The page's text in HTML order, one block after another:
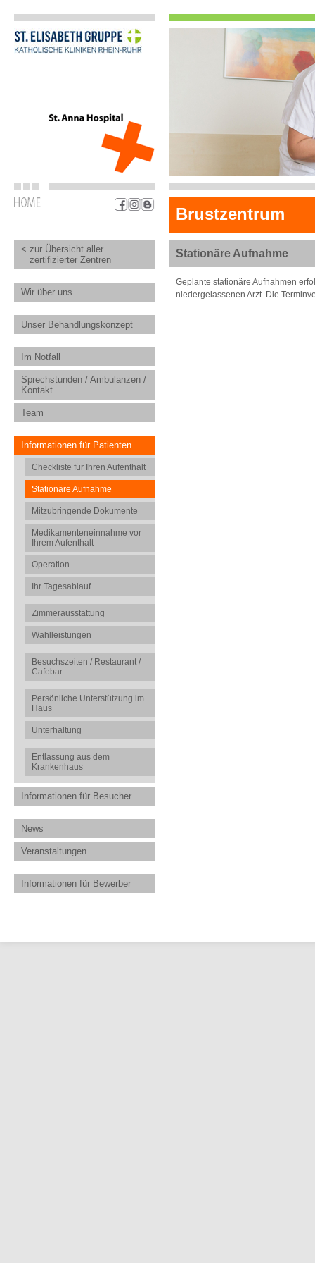
Brustzentrum
< zur Übersicht aller
zertifizierter Zentren
Wir über uns
Unser Behandlungskonzept
Im Notfall
Sprechstunden / Ambulanzen /
Kontakt
Team
Informationen für Patienten
Checkliste für Ihren Aufenthalt
Stationäre Aufnahme
Mitzubringende Dokumente
Medikamenteneinnahme vor
Ihrem Aufenthalt
Operation
Ihr Tagesablauf
Zimmerausstattung
Wahlleistungen
Besuchszeiten / Restaurant /
Cafebar
Persönliche Unterstützung im
Haus
Unterhaltung
Entlassung aus dem
Krankenhaus
Informationen für Besucher
News
Veranstaltungen
Informationen für Bewerber
Stationäre Aufnahme
Geplante stationäre Aufnahmen
niedergelassenen Arzt. Die